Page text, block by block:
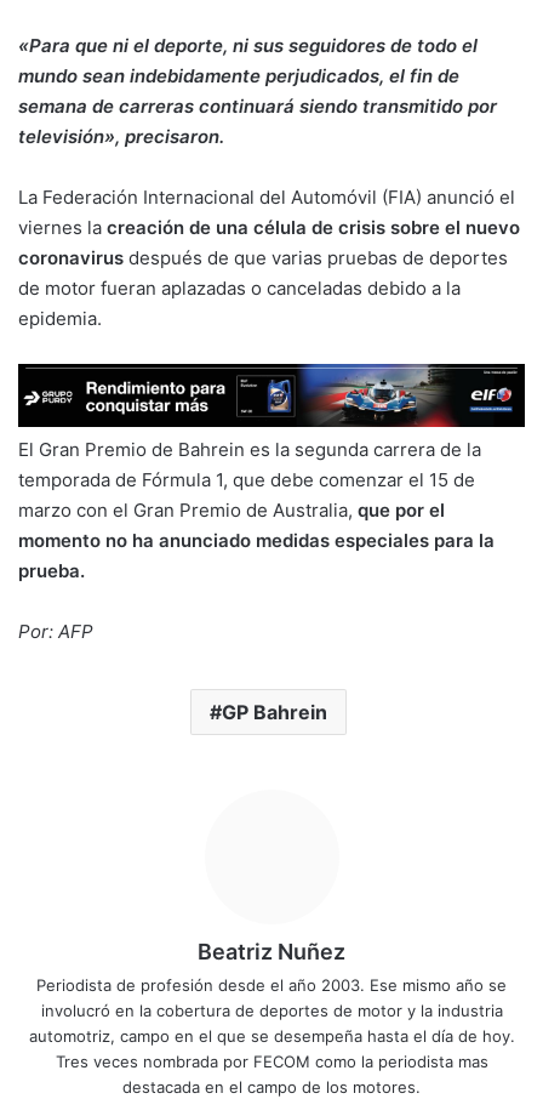
«Para que ni el deporte, ni sus seguidores de todo el
mundo sean indebidamente perjudicados, el fin de
semana de carreras continuará siendo transmitido por
televisión», precisaron.
La Federación Internacional del Automóvil (FIA) anunció el
viernes la creación de una célula de crisis sobre el nuevo
coronavirus después de que varias pruebas de deportes
de motor fueran aplazadas o canceladas debido a la
epidemia.
El Gran Premio de Bahrein es la segunda carrera de la
temporada de Fórmula 1, que debe comenzar el 15 de
marzo con el Gran Premio de Australia, que por el
momento no ha anunciado medidas especiales para la
prueba.
Por: AFP
GP Bahrein
Beatriz Nuñez
Periodista de profesión desde el año 2003. Ese mismo año se
involucró en la cobertura de deportes de motor y la industria
automotriz, campo en el que se desempeña hasta el día de hoy.
Tres veces nombrada por FECOM como la periodista mas
destacada en el campo de los motores.